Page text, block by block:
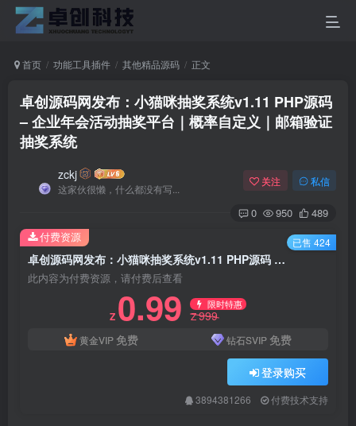
首页 功能工具插件 其他精品源码 正文
卓创源码网发布：小猫咪抽奖系统v1.11 PHP源码
– 企业年会活动抽奖平台｜概率自定义｜邮箱验证
抽奖系统
zckj
这家伙很懒，什么都没有写...
关注 私信
0 950 489
卓创源码网发布：小猫咪抽奖系统v1.11 PHP源码 – 企业年会活动抽奖平台｜概率自定义｜邮箱验证抽奖系统
此内容为付费资源，请付费后查看
Z 0.99 限时特惠
Z999
黄金VIP 免费 钻石SVIP 免费
登录购买
3894381266 付费技术支持
付费资源 已售 424